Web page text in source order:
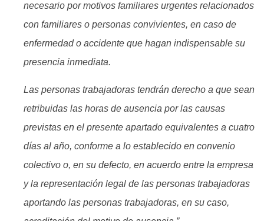
necesario por motivos familiares urgentes relacionados
con familiares o personas convivientes, en caso de
enfermedad o accidente que hagan indispensable su
presencia inmediata.
Las personas trabajadoras tendrán derecho a que sean
retribuidas las horas de ausencia por las causas
previstas en el presente apartado equivalentes a cuatro
días al año, conforme a lo establecido en convenio
colectivo o, en su defecto, en acuerdo entre la empresa
y la representación legal de las personas trabajadoras
aportando las personas trabajadoras, en su caso,